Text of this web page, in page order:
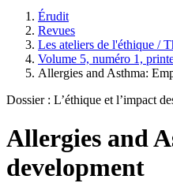
Érudit
Revues
Les ateliers de l'éthique /
Volume 5, numéro 1,
Allergies and Asthma:
Dossier : L’éthique et l’impact
Allergies and
development